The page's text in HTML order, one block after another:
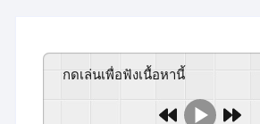
กดเล่นเพื่อฟังเนื้อหานี้